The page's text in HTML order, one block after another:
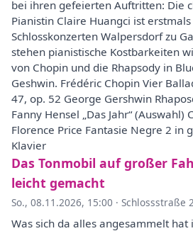
bei ihren gefeierten Auftritten: Die
Pianistin Claire Huangci ist
Schlosskonzerten Walpersdorf zu
stehen pianistische Kostbarkeiten
von Chopin und die Rhapsody in
Geshwin. Frédéric Chopin Vier
47, op. 52 George Gershwin
Fanny Hensel „Das Jahr“ (Auswahl)
Florence Price Fantasie Negre 2 in
Klavier
Das Tonmobil auf großer
leicht gemacht
So., 08.11.2026, 15:00 · Schlossstraße
Was sich da alles angesammelt hat